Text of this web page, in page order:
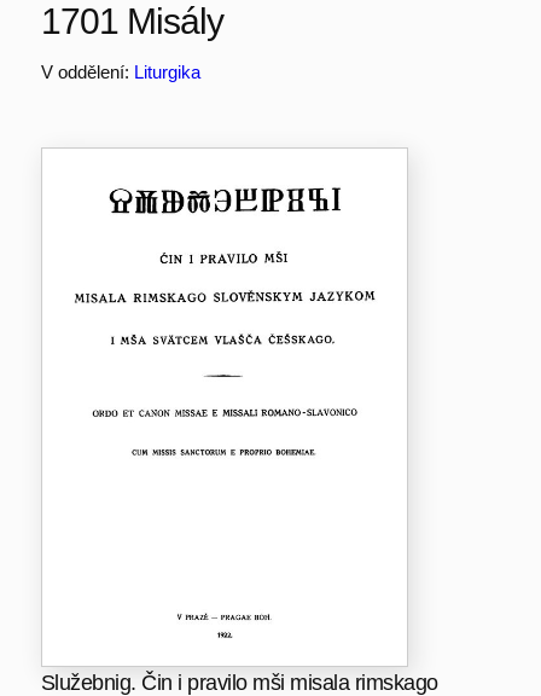
1701 Misály
V oddělení: Liturgika
Služebnig. Čin i pravilo mši misala rimskago